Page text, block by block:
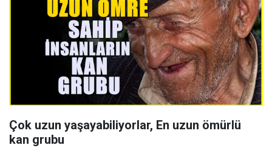
Çok uzun yaşayabiliyorlar, En uzun ömürlü
kan grubu